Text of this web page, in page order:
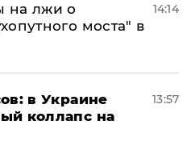
на лжи о
моста" в
14:14
в Украине
коллапс на
13:57